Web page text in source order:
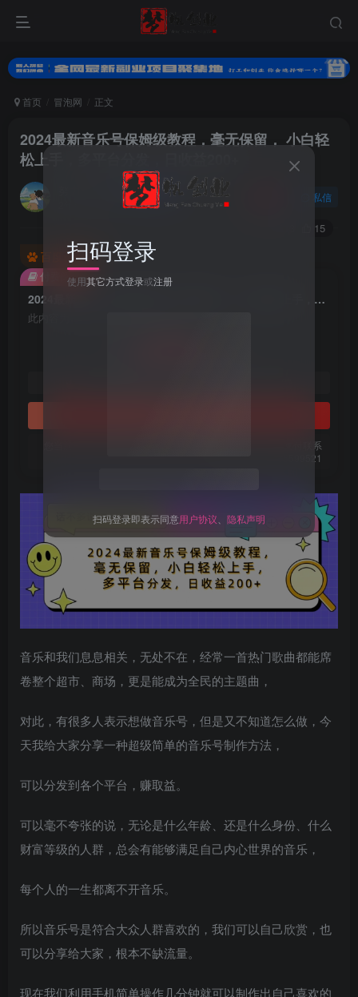
首页 冒泡网 正文
2024最新音乐号保姆级教程，毫无保留， 小白轻
松上手，多平台分发，日收益200+
私信
15
百度已收录
2024最新音乐号保姆级教程，毫无保留， 小白轻松上手，多平台分发，日收益200+
此内容为付费阅读，请付费后查看
您当前未登录！建议登陆后购买，可保存购买订单。微信支付联系
微信：chen185599521
付费阅读
音乐和我们息息相关，无处不在，经常一首热门歌曲都能席
卷整个超市、商场，更是能成为全民的主题曲，
对此，有很多人表示想做音乐号，但是又不知道怎么做，今
天我给大家分享一种超级简单的音乐号制作方法，
可以分发到各个平台，赚取益。
可以毫不夸张的说，无论是什么年龄、还是什么身份、什么
财富等级的人群，总会有能够满足自己内心世界的音乐，
每个人的一生都离不开音乐。
所以音乐号是符合大众人群喜欢的，我们可以自己欣赏，也
可以分享给大家，根本不缺流量。
现在我们利用手机简单操作几分钟就可以制作出自己喜欢的
扫码登录
使用其它方式登录或注册
登录
扫码登录即表示同意 用户协议、 隐私声明